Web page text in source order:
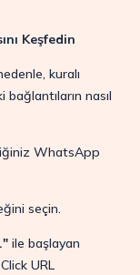
Keşfedin
kuralı
nasıl
WhatsApp
seçin.
ile başlayan
URL